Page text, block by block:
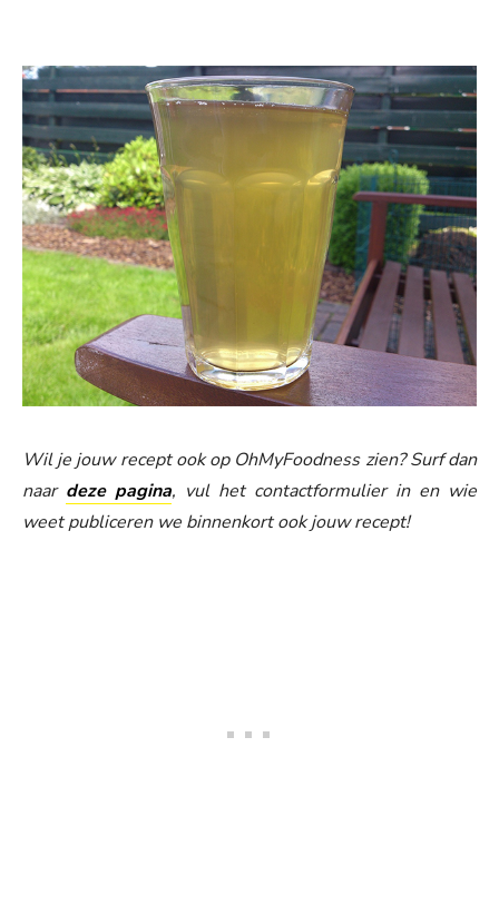
Wil je jouw recept ook op OhMyFoodness zien? Surf dan
naar deze pagina, vul het contactformulier in en wie
weet publiceren we binnenkort ook jouw recept!